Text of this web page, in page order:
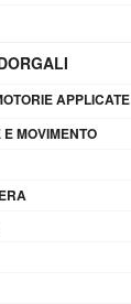
APPLICATE
MOVIMENTO